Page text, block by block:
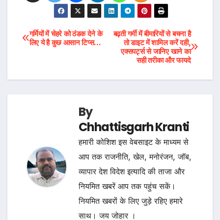
Post
बढ़ती गर्मी में बीमारियों से बचना है
तो डाइट में शामिल करें दही,
एक्सपर्ट्स से जानिए खाने का
सही तरीका और फायदे
गर्मियों में चेहरे को ठंडक देने के
लिए ये है कुछ आसान टिप्स…
By
Chhattisgarh Kranti
हमारी कोशिश इस वेबसाइट के माध्यम से
आप तक राजनीति, खेल, मनोरंजन, जॉब,
व्यापार देश विदेश इत्यादि की ताजा और
नियमित खबरें आप तक पहुंच सकें।
नियमित खबरों के लिए जुड़े रहिए हमारे
साथ। जय जोहार ।